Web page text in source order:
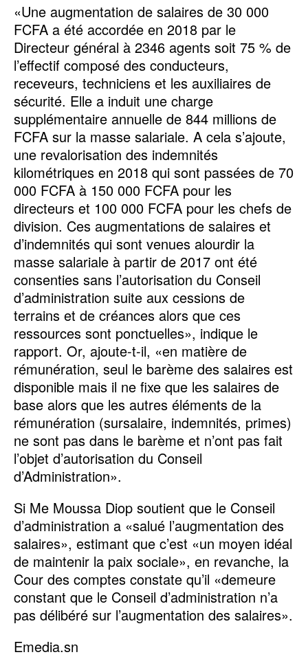
«Une augmentation de salaires de 30 000
FCFA a été accordée en 2018 par le
Directeur général à 2346 agents soit 75 % de
l’effectif composé des conducteurs,
receveurs, techniciens et les auxiliaires de
sécurité. Elle a induit une charge
supplémentaire annuelle de 844 millions de
FCFA sur la masse salariale. A cela s’ajoute,
une revalorisation des indemnités
kilométriques en 2018 qui sont passées de 70
000 FCFA à 150 000 FCFA pour les
directeurs et 100 000 FCFA pour les chefs de
division. Ces augmentations de salaires et
d’indemnités qui sont venues alourdir la
masse salariale à partir de 2017 ont été
consenties sans l’autorisation du Conseil
d’administration suite aux cessions de
terrains et de créances alors que ces
ressources sont ponctuelles», indique le
rapport. Or, ajoute-t-il, «en matière de
rémunération, seul le barème des salaires est
disponible mais il ne fixe que les salaires de
base alors que les autres éléments de la
rémunération (sursalaire, indemnités, primes)
ne sont pas dans le barème et n’ont pas fait
l’objet d’autorisation du Conseil
d’Administration».
Si Me Moussa Diop soutient que le Conseil
d’administration a «salué l’augmentation des
salaires», estimant que c’est «un moyen idéal
de maintenir la paix sociale», en revanche, la
Cour des comptes constate qu’il «demeure
constant que le Conseil d’administration n’a
pas délibéré sur l’augmentation des salaires».
Emedia.sn